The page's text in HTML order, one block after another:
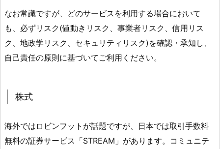
なお常識ですが、どのサービスを利用する場合において
も、必ずリスク(値動きリスク、事業者リスク、信用リス
ク、地政学リスク、セキュリティリスク)を確認・承知し、
自己責任の原則に基づいてご利用ください。
株式
海外ではロビンフットが話題ですが、日本では取引手数料
無料の証券サービス「STREAM」があります。コミュニテ